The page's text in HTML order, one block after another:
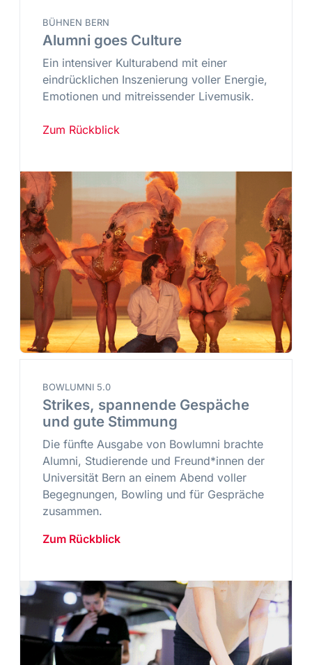
BÜHNEN BERN
Alumni goes Culture
Ein intensiver Kulturabend mit einer
eindrücklichen Inszenierung voller Energie,
Emotionen und mitreissender Livemusik.
Zum Rückblick
BOWLUMNI 5.0
Strikes, spannende Gespäche
und gute Stimmung
Die fünfte Ausgabe von Bowlumni brachte
Alumni, Studierende und Freund*innen der
Universität Bern an einem Abend voller
Begegnungen, Bowling und für Gespräche
zusammen.
Zum Rückblick